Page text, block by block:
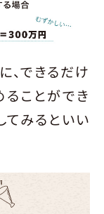
、できるだけ
ことができ
てみるといい